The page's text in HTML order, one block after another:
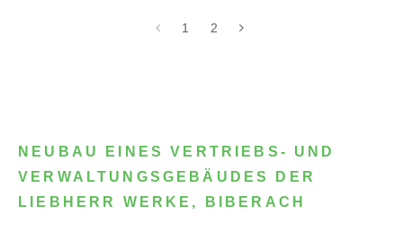
1 2
NEUBAU EINES VERTRIEBS- UND
VERWALTUNGSGEBÄUDES DER
LIEBHERR WERKE, BIBERACH